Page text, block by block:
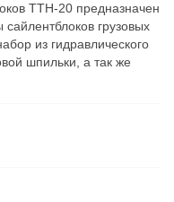
ТТН-20 предназначен
грузовых
из гидравлического
шпильки, а так же